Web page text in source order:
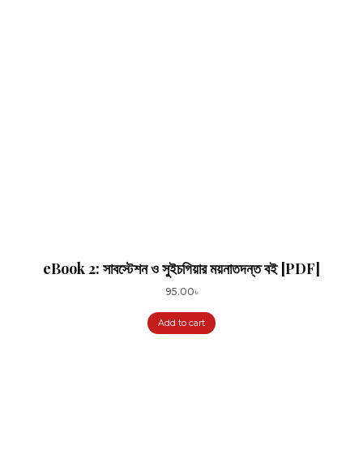
eBook 2: সাবস্টেশন ও সুইচগিয়ার ময়নাতদন্ত বই [PDF]
95.00৳
Add to cart